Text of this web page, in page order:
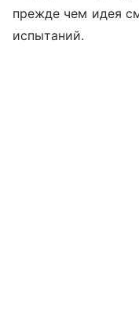
прежде чем идея
испытаний.